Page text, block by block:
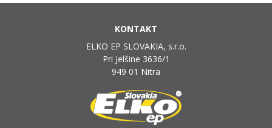
KONTAKT
ELKO EP SLOVAKIA, s.r.o.
Pri Jelšine 3636/1
949 01 Nitra